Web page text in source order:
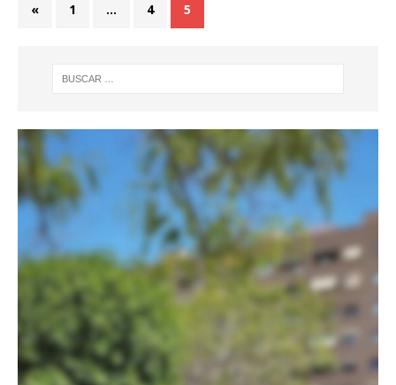
« 1 … 4 5